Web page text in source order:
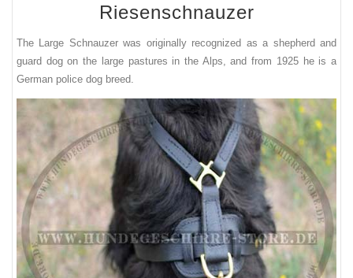
Riesenschnauzer
The Large Schnauzer was originally recognized as a shepherd and
guard dog on the large pastures in the Alps, and from 1925 he is a
German police dog breed.